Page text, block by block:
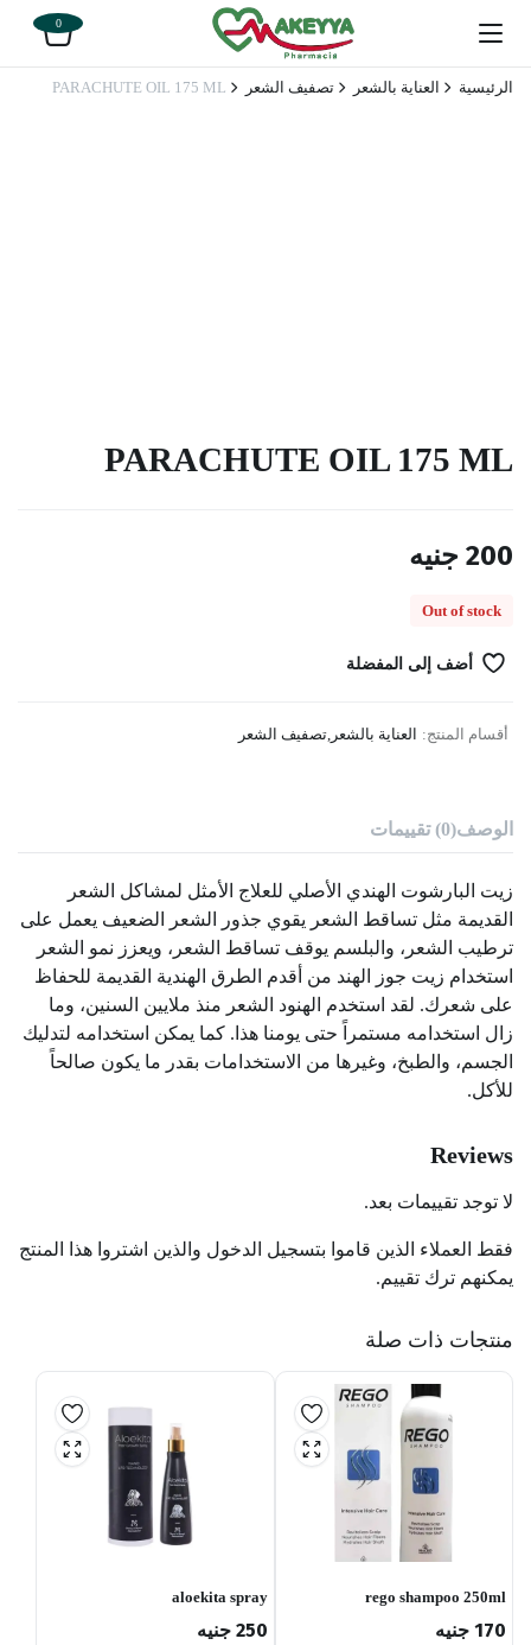
0
الرئيسية العناية بالشعر تصفيف الشعر PARACHUTE OIL 175 ML
PARACHUTE OIL 175 ML
200 جنيه
Out of stock
أضف إلى المفضلة
أقسام المنتج: العناية بالشعر ,تصفيف الشعر
الوصف(0) تقييمات
زيت البارشوت الهندي الأصلي للعلاج الأمثل لمشاكل الشعر
القديمة مثل تساقط الشعر يقوي جذور الشعر الضعيف يعمل على
ترطيب الشعر، والبلسم يوقف تساقط الشعر، ويعزز نمو الشعر
استخدام زيت جوز الهند من أقدم الطرق الهندية القديمة للحفاظ
على شعرك. لقد استخدم الهنود الشعر منذ ملايين السنين، وما
زال استخدامه مستمراً حتى يومنا هذا. كما يمكن استخدامه لتدليك
الجسم، والطبخ، وغيرها من الاستخدامات بقدر ما يكون صالحاً
للأكل.
Reviews
لا توجد تقييمات بعد.
فقط العملاء الذين قاموا بتسجيل الدخول والذين اشتروا هذا المنتج
يمكنهم ترك تقييم.
منتجات ذات صلة
rego shampoo 250ml
170 جنيه
aloekita spray
250 جنيه